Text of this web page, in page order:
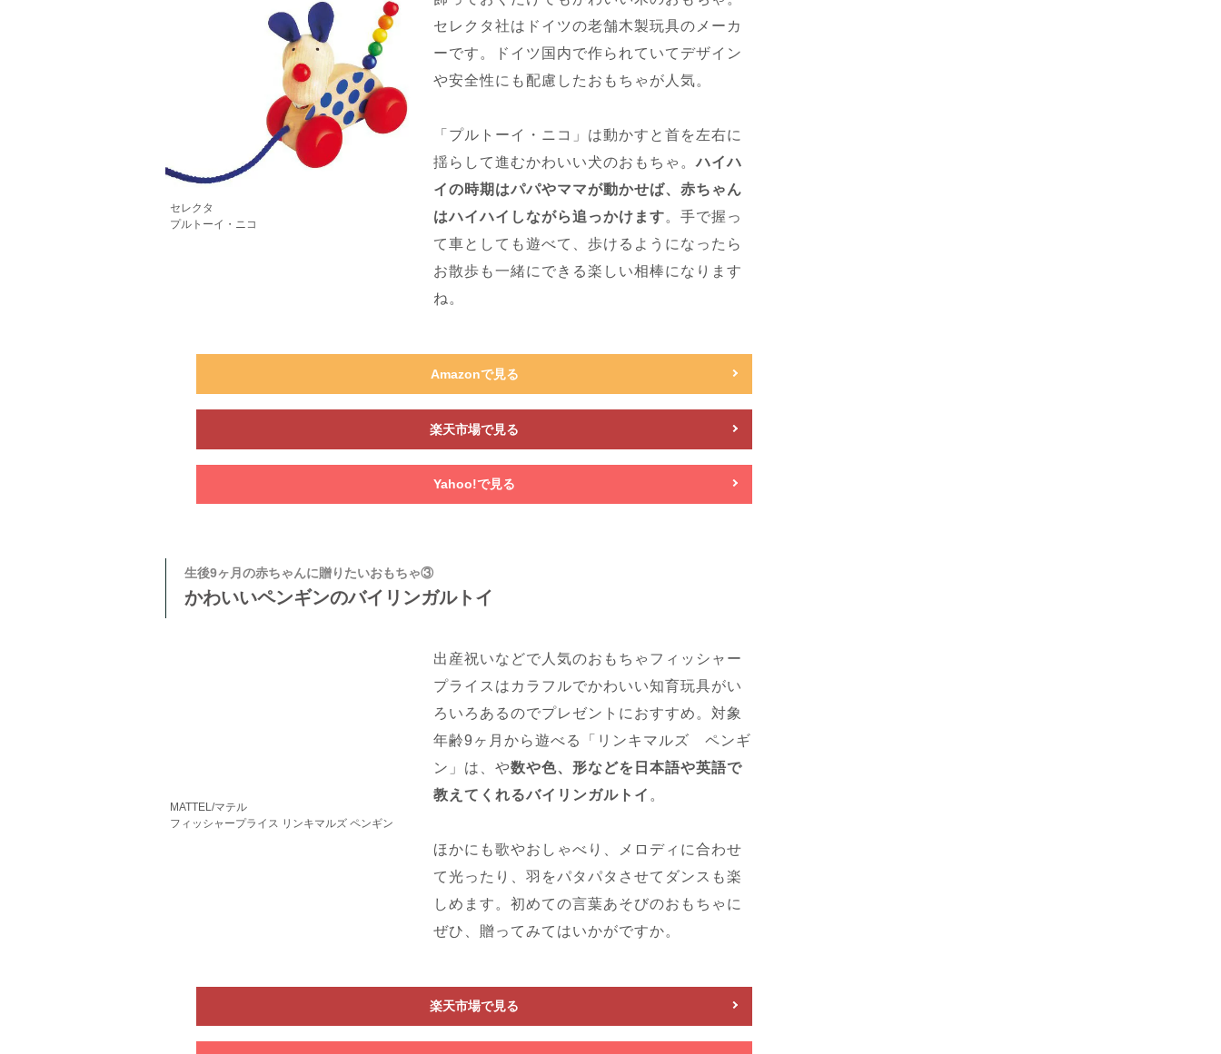
セレクタ
プルトーイ・ニコ
セレクタ社はドイツの老舗木製玩具のメーカ
ーです。ドイツ国内で作られていてデザイン
や安全性にも配慮したおもちゃが人気。
「プルトーイ・ニコ」は動かすと首を左右に
揺らして進むかわいい犬のおもちゃ。ハイハ
イの時期はパパやママが動かせば、赤ちゃん
はハイハイしながら追っかけます。手で握っ
て車としても遊べて、歩けるようになったら
お散歩も一緒にできる楽しい相棒になります
ね。
Amazonで見る
楽天市場で見る
Yahoo!で見る
生後9ヶ月の赤ちゃんに贈りたいおもちゃ③
かわいいペンギンのバイリンガルトイ
MATTEL/マテル
フィッシャープライス リンキマルズ ペンギン
出産祝いなどで人気のおもちゃフィッシャー
プライスはカラフルでかわいい知育玩具がい
ろいろあるのでプレゼントにおすすめ。対象
年齢9ヶ月から遊べる「リンキマルズ ペンギ
ン」は、や数や色、形などを日本語や英語で
教えてくれるバイリンガルトイ 。
ほかにも歌やおしゃべり、メロディに合わせ
て光ったり、羽をパタパタさせてダンスも楽
しめます。初めての言葉あそびのおもちゃに
ぜひ、贈ってみてはいかがですか。
楽天市場で見る